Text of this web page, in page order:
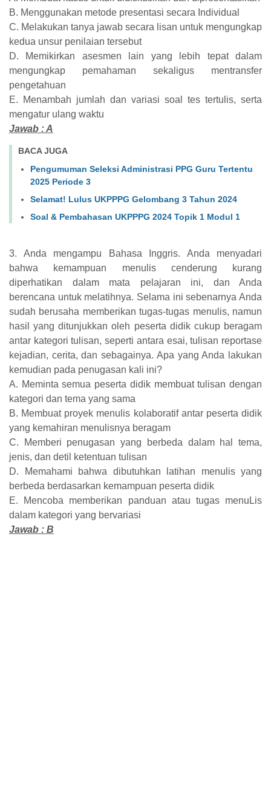
B. Menggunakan metode presentasi secara Individual
C. Melakukan tanya jawab secara lisan untuk mengungkap
kedua unsur penilaian tersebut
D. Memikirkan asesmen lain yang lebih tepat dalam
mengungkap pemahaman sekaligus mentransfer
pengetahuan
E. Menambah jumlah dan variasi soal tes tertulis, serta
mengatur ulang waktu
Jawab : A
BACA JUGA
Pengumuman Seleksi Administrasi PPG Guru Tertentu
2025 Periode 3
Selamat! Lulus UKPPPG Gelombang 3 Tahun 2024
Soal & Pembahasan UKPPPG 2024 Topik 1 Modul 1
3. Anda mengampu Bahasa Inggris. Anda menyadari
bahwa kemampuan menulis cenderung kurang
diperhatikan dalam mata pelajaran ini, dan Anda
berencana untuk melatihnya. Selama ini sebenarnya Anda
sudah berusaha memberikan tugas-tugas menulis, namun
hasil yang ditunjukkan oleh peserta didik cukup beragam
antar kategori tulisan, seperti antara esai, tulisan reportase
kejadian, cerita, dan sebagainya. Apa yang Anda lakukan
kemudian pada penugasan kali ini?
A. Meminta semua peserta didik membuat tulisan dengan
kategori dan tema yang sama
B. Membuat proyek menulis kolaboratif antar peserta didik
yang kemahiran menulisnya beragam
C. Memberi penugasan yang berbeda dalam hal tema,
jenis, dan detil ketentuan tulisan
D. Memahami bahwa dibutuhkan latihan menulis yang
berbeda berdasarkan kemampuan peserta didik
E. Mencoba memberikan panduan atau tugas menuLis
dalam kategori yang bervariasi
Jawab : B